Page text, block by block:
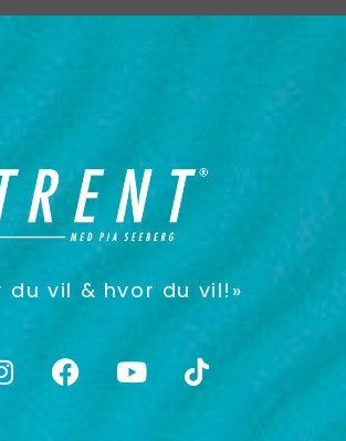
du vil & hvor du vil!»